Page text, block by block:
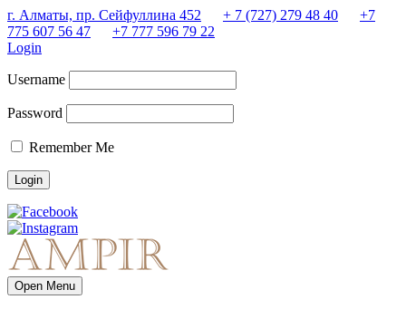
г. Алматы, пр. Сейфуллина 452 + 7 (727) 279 48 40
+7
775 607 56 47
+7 777 596 79 22
Login
Username
Password
Remember Me
Open Menu